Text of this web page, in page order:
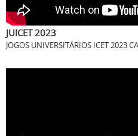
JUICET 2023
JOGOS UNIVERSITÁRIOS ICET 2023